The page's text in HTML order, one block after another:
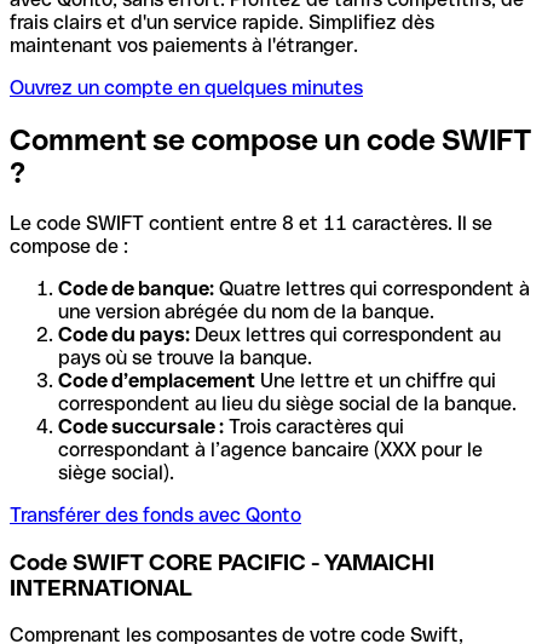
frais clairs et d'un service rapide. Simplifiez dès
maintenant vos paiements à l'étranger.
Ouvrez un compte en quelques minutes
Comment se compose un code SWIFT
?
Le code SWIFT contient entre 8 et 11 caractères. Il se
compose de :
Code de banque: Quatre lettres qui correspondent à
une version abrégée du nom de la banque.
Code du pays: Deux lettres qui correspondent au
pays où se trouve la banque.
Code d’emplacement Une lettre et un chiffre qui
correspondent au lieu du siège social de la banque.
Code succursale : Trois caractères qui
correspondant à l’agence bancaire (XXX pour le
siège social).
Transférer des fonds avec Qonto
Code SWIFT CORE PACIFIC - YAMAICHI
INTERNATIONAL
Comprenant les composantes de votre code Swift,